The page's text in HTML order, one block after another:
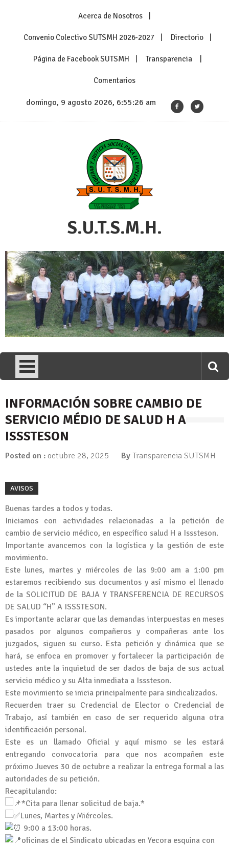
Acerca de Nosotros
Convenio Colectivo SUTSMH 2026-2027 Directorio
Página de Facebook SUTSMH Transparencia
Comentarios
domingo, 9 agosto 2026, 6:55:27 am
S.U.T.S.M.H.
INFORMACIÓN SOBRE CAMBIO DE
SERVICIO MÉDIO DE SALUD H A
ISSSTESON
Posted on : octubre 28, 2025 By Transparencia SUTSMH
AVISOS
Buenas tardes a todos y todas.
Iniciamos con actividades relacionadas a la petición de
cambio de servicio médico, en específico salud H a Isssteson.
Importante avancemos con la logística y la gestión de este
movimiento.
Este lunes, martes y miércoles de las 9:00 am a 1:00 pm
estaremos recibiendo sus documentos y así mismo el llenado
de la SOLICITUD DE BAJA Y TRANSFERENCIA DE RECURSOS
DE SALUD “H” A ISSSTESON.
Es importante aclarar que las demandas interpuestas en meses
pasados por algunos compañeros y compañeras ante los
juzgados, siguen su curso. Esta petición y dinámica que se
hará, se enfoca en promover y fortalecer la participación de
ustedes ante la inquietud de ser dados de baja de sus actual
servicio médico y su Alta inmediata a Isssteson.
Este movimiento se inicia principalmente para sindicalizados.
Recuerden traer su Credencial de Elector o Credencial de
Trabajo, así también en caso de ser requerido alguna otra
identificación personal.
Este es un llamado Oficial y aquí mismo se les estará
entregando convocatoria para que nos acompañen este
próximo Jueves 30 de octubre a realizar la entrega formal a las
autoridades de su petición.
Recapitulando:
*Cita para llenar solicitud de baja.*
Lunes, Martes y Miércoles.
9:00 a 13:00 horas.
oficinas de el Sindicato ubicadas en Yecora esquina con